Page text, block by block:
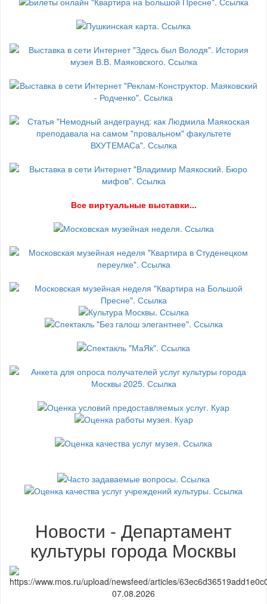
Все виртуальные выставки...
Новости - Департамент
культуры города Москвы
07.08.2026